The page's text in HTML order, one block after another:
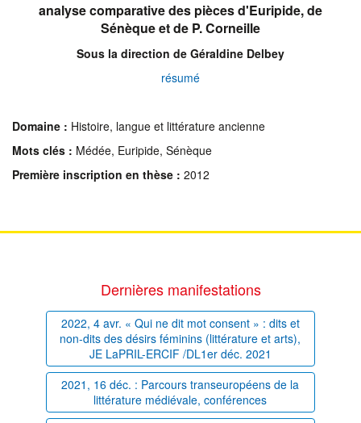
analyse comparative des pièces d'Euripide, de
Sénèque et de P. Corneille
Sous la direction de Géraldine Delbey
résumé
Domaine : Histoire, langue et littérature ancienne
Mots clés : Médée, Euripide, Sénèque
Première inscription en thèse : 2012
Dernières manifestations
2022, 4 avr. « Qui ne dit mot consent » : dits et
non-dits des désirs féminins (littérature et arts),
JE LaPRIL-ERCIF /DL1er déc. 2021
2021, 16 déc. : Parcours transeuropéens de la
littérature médiévale, conférences